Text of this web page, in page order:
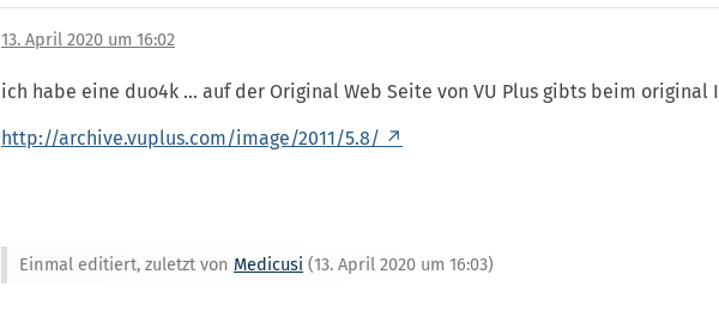
13. April 2020 um 16:02
ich habe eine duo4k ... auf der Original Web Seite von VU Plus gibts beim
http://archive.vuplus.com/image/2011/5.8/
Einmal editiert, zuletzt von Medicusi (13. April 2020 um 16:03)